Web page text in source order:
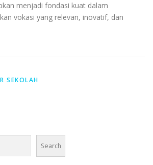
menjadi fondasi kuat dalam
vokasi yang relevan, inovatif, dan
SEKOLAH
Search